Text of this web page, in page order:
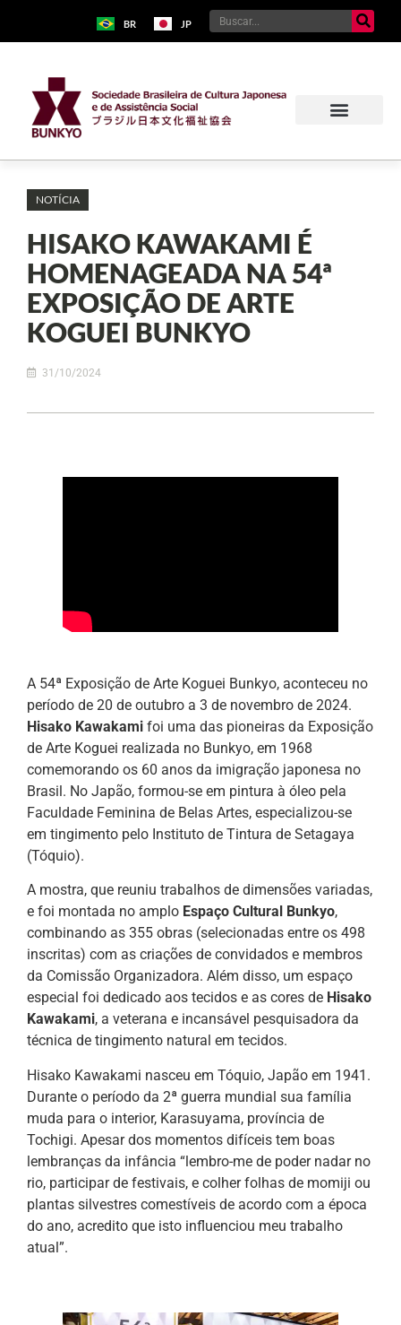
BR JP
NOTÍCIA
HISAKO KAWAKAMI É
HOMENAGEADA NA 54ª
EXPOSIÇÃO DE ARTE
KOGUEI BUNKYO
31/10/2024
A 54ª Exposição de Arte Koguei Bunkyo, aconteceu no
período de 20 de outubro a 3 de novembro de 2024.
Hisako Kawakami foi uma das pioneiras da Exposição
de Arte Koguei realizada no Bunkyo, em 1968
comemorando os 60 anos da imigração japonesa no
Brasil. No Japão, formou-se em pintura à óleo pela
Faculdade Feminina de Belas Artes, especializou-se
em tingimento pelo Instituto de Tintura de Setagaya
(Tóquio).
A mostra, que reuniu trabalhos de dimensões variadas,
e foi montada no amplo Espaço Cultural Bunkyo,
combinando as 355 obras (selecionadas entre os 498
inscritas) com as criações de convidados e membros
da Comissão Organizadora. Além disso, um espaço
especial foi dedicado aos tecidos e as cores de Hisako
Kawakami, a veterana e incansável pesquisadora da
técnica de tingimento natural em tecidos.
Hisako Kawakami nasceu em Tóquio, Japão em 1941.
Durante o período da 2ª guerra mundial sua família
muda para o interior, Karasuyama, província de
Tochigi. Apesar dos momentos difíceis tem boas
lembranças da infância “lembro-me de poder nadar no
rio, participar de festivais, e colher folhas de momiji ou
plantas silvestres comestíveis de acordo com a época
do ano, acredito que isto influenciou meu trabalho
atual”.